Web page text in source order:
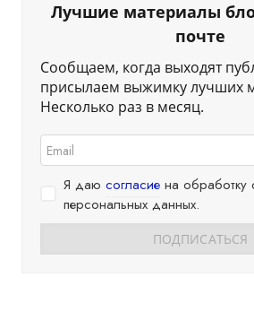
Лучшие материалы
почте
Сообщаем, когда выходят
присылаем выжимку лучших
Несколько раз в месяц.
Я даю согласие на обработку
персональных данных.